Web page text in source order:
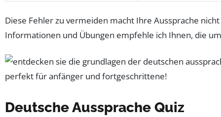
Diese Fehler zu vermeiden macht Ihre Aussprache
Informationen und Übungen empfehle ich Ihnen, die
Deutsche Aussprache Quiz